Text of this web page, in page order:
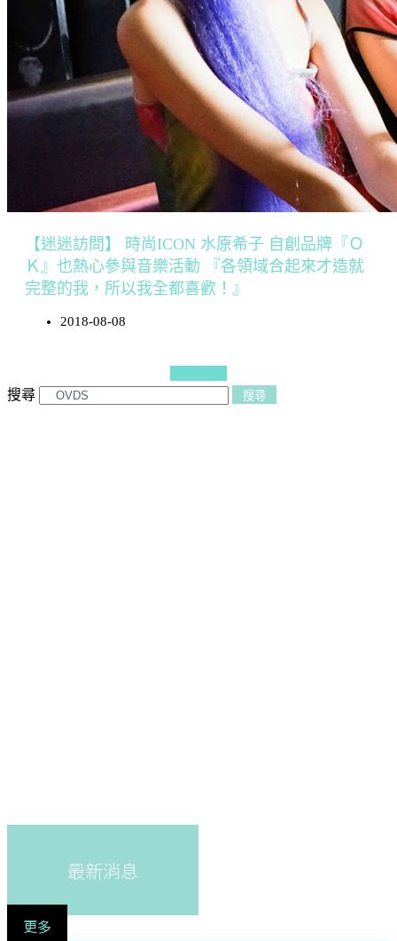
【迷迷訪問】 時尚ICON 水原希子 自創品牌『Ｏ
Ｋ』也熱心參與音樂活動 『各領域合起來才造就
完整的我，所以我全都喜歡！』
2018-08-08
搜尋
搜尋
最新消息
更多